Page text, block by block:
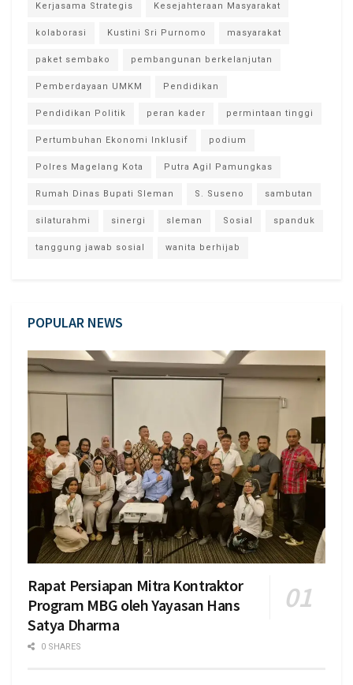
Kerjasama Strategis Kesejahteraan Masyarakat
kolaborasi Kustini Sri Purnomo masyarakat
paket sembako pembangunan berkelanjutan
Pemberdayaan UMKM Pendidikan
Pendidikan Politik peran kader permintaan tinggi
Pertumbuhan Ekonomi Inklusif podium
Polres Magelang Kota Putra Agil Pamungkas
Rumah Dinas Bupati Sleman S. Suseno sambutan
silaturahmi sinergi sleman Sosial spanduk
tanggung jawab sosial wanita berhijab
POPULAR NEWS
Rapat Persiapan Mitra Kontraktor
Program MBG oleh Yayasan Hans
Satya Dharma
0 SHARES